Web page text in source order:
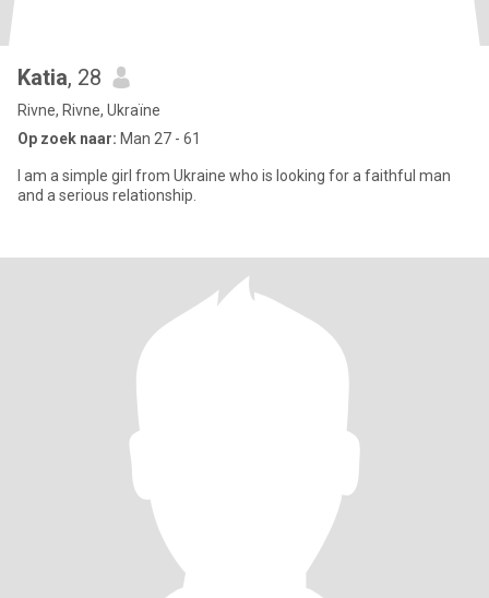
Katia, 28
Rivne, Rivne, Ukraïne
Op zoek naar: Man 27 - 61
I am a simple girl from Ukraine who is looking for a faithful man
and a serious relationship.